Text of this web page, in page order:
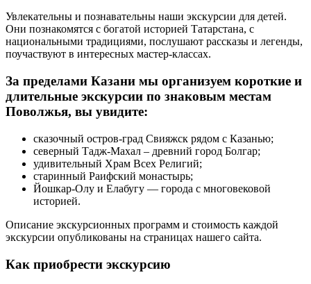
Увлекательны и познавательны наши экскурсии для детей.
Они познакомятся с богатой историей Татарстана, с
национальными традициями, послушают рассказы и легенды,
поучаствуют в интересных мастер-классах.
За пределами Казани мы организуем короткие и
длительные экскурсии по знаковым местам
Поволжья, вы увидите:
сказочный остров-град Свияжск рядом с Казанью;
северный Тадж-Махал – древний город Болгар;
удивительный Храм Всех Религий;
старинный Раифский монастырь;
Йошкар-Олу и Елабугу ― города с многовековой
историей.
Описание экскурсионных программ и стоимость каждой
экскурсии опубликованы на страницах нашего сайта.
Как приобрести экскурсию